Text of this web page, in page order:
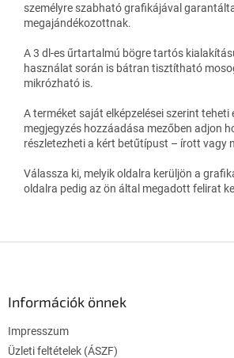
személyre szabható grafikájával
megajándékozottnak.
A 3 dl-es űrtartalmú bögre tartós
használat során is bátran tisztítható
mikrózható is.
A terméket saját elképzelései szerint teheti
megjegyzés hozzáadása mezőben adjon
részletezheti a kért betűtípust – írott vagy
Válassza ki, melyik oldalra kerüljön a
oldalra pedig az ön által megadott felirat
Információk önnek
Impresszum
Üzleti feltételek (ÁSZF)